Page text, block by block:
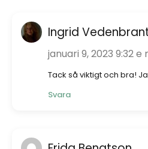
Ingrid
januari 9, 2023 9:32 e
Tack så viktigt och bra!
Svara